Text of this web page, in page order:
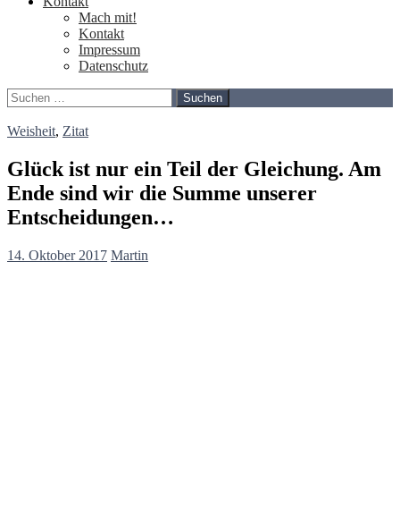
Mach mit!
Kontakt
Impressum
Datenschutz
Suchen
nach:
Weisheit, Zitat
Glück ist nur ein Teil der Gleichung. Am
Ende sind wir die Summe unserer
Entscheidungen…
14. Oktober 2017 Martin